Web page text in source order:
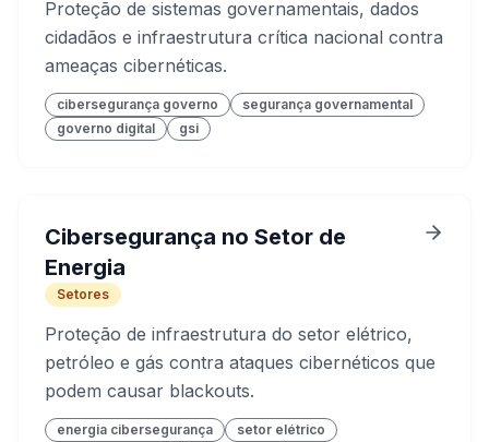
Proteção de sistemas governamentais, dados
cidadãos e infraestrutura crítica nacional contra
ameaças cibernéticas.
cibersegurança governo
segurança governamental
governo digital
gsi
Cibersegurança no Setor de
Energia
Setores
Proteção de infraestrutura do setor elétrico,
petróleo e gás contra ataques cibernéticos que
podem causar blackouts.
energia cibersegurança
setor elétrico